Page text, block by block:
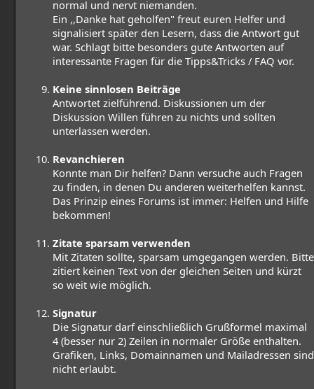
normal und nervt niemanden.
Ein ,,Danke hat geholfen" freut euren Helfer und
signalisiert später den Lesern, dass die Antwort gut
war. Schlagt bitte besonders gute Antworten auf
interessante Fragen für die Tipps&Tricks / FAQ vor.
Keine sinnlosen Beiträge
Antwortet zielführend. Diskussionen um der
Diskussion Willen führen zu nichts und sollten
unterlassen werden.
Revanchieren
Konnte man Dir helfen? Dann versuche auch Fragen
zu finden, in denen Du anderen weiterhelfen kannst.
Das Prinzip eines Forums ist immer: Helfen und Hilfe
bekommen!
Zitate sparsam verwenden
Mit Zitaten sollte, sparsam umgegangen werden. Bitte
zitiert keinen Text von der gleichen Seiten und kürzt
so weit wie möglich.
Signatur
Die Signatur darf einschließlich Grußformel maximal
4 (besser nur 2) Zeilen in normaler Größe enthalten.
Grafiken, Links, Domainnamen und Mailadressen sind
nicht erlaubt.